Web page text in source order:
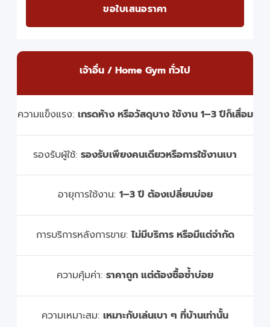
ขอใบเสนอราคา
เจ้าอื่น / Home Gym ทั่วไป
ความแข็งแรง: เกรดห้าง หรือวัสดุบาง ใช้งาน 1–3 ปีก็เสื่อม
รองรับผู้ใช้: รองรับเพียงคนเดียวหรือการใช้งานเบา
อายุการใช้งาน: 1–3 ปี ต้องเปลี่ยนบ่อย
การบริการหลังการขาย: ไม่มีบริการ หรือมีแต่จำกัด
ความคุ้มค่า: ราคาถูก แต่ต้องซื้อซ้ำบ่อย
ความเหมาะสม: เหมาะกับเล่นเบา ๆ ที่บ้านเท่านั้น